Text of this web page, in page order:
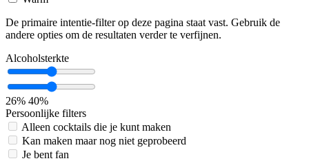
De primaire intentie-filter op deze pagina staat vast. Gebruik de
andere opties om de resultaten verder te verfijnen.
Alcoholsterkte
26% 40%
Persoonlijke filters
Alleen cocktails die je kunt maken
Kan maken maar nog niet geprobeerd
Je bent fan